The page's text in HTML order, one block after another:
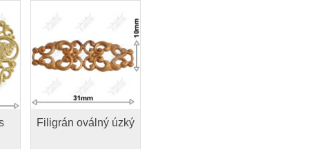
Filigrán oválný úzký